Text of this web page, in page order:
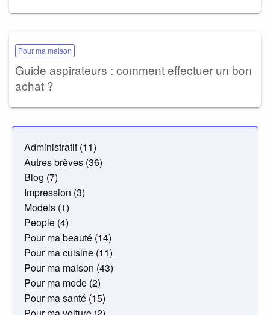
Pour ma maison
Guide aspirateurs : comment effectuer un bon
achat ?
Administratif(11)
Autres brèves (36)
Blog (7)
Impression (3)
Models (1)
People (4)
Pour ma beauté (14)
Pour ma cuisine (11)
Pour ma maison (43)
Pour ma mode (2)
Pour ma santé (15)